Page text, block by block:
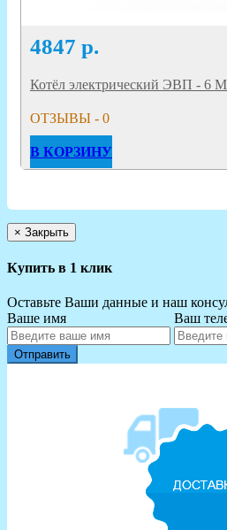
4847 р.
Котёл электрический ЭВП - 6 М
ОТЗЫВЫ - 0
В КОРЗИНУ
× Закрыть
Купить в 1 клик
Оставьте Ваши данные и наш
Ваше имя
Ваш
Отправить